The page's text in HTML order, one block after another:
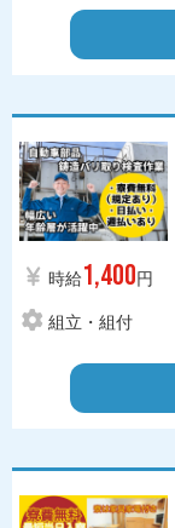
時給1,400円
組立・組付